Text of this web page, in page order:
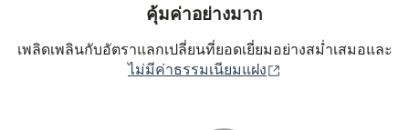
คุ้มค่าอย่างมาก
เพลิดเพลินกับอัตราแลกเปลี่ยนที่ยอดเยี่ยมอย่างสม่ำเสมอและ
ไม่มีค่าธรรมเนียมแฝง